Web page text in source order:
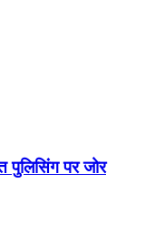
पुलिसिंग पर जोर